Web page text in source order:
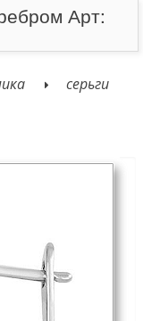
Арт:
серьги